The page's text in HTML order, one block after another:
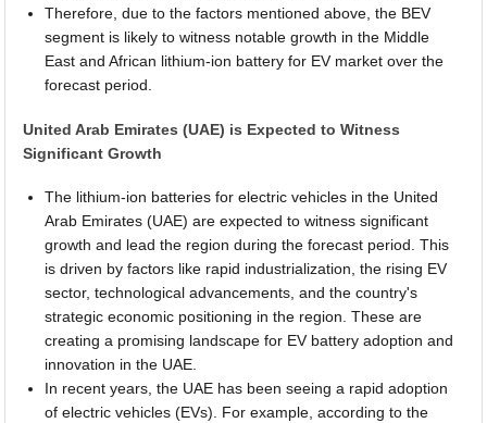
Therefore, due to the factors mentioned above, the BEV
segment is likely to witness notable growth in the Middle
East and African lithium-ion battery for EV market over the
forecast period.
United Arab Emirates (UAE) is Expected to Witness
Significant Growth
The lithium-ion batteries for electric vehicles in the United
Arab Emirates (UAE) are expected to witness significant
growth and lead the region during the forecast period. This
is driven by factors like rapid industrialization, the rising EV
sector, technological advancements, and the country's
strategic economic positioning in the region. These are
creating a promising landscape for EV battery adoption and
innovation in the UAE.
In recent years, the UAE has been seeing a rapid adoption
of electric vehicles (EVs). For example, according to the